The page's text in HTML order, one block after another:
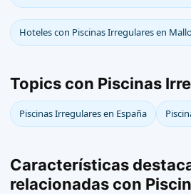
Hoteles con Piscinas Irregulares en
Topics con Piscinas
Piscinas Irregulares en España
Características
relacionadas con